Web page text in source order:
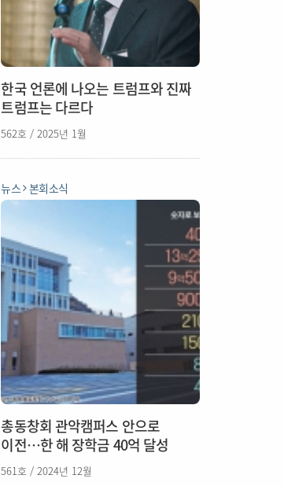
한국 언론에 나오는 트럼프와 진짜
트럼프는 다르다
562호 / 2025년 1월
뉴스 본회소식
총동창회 관악캠퍼스 안으로
이전…한 해 장학금 40억 달성
561호 / 2024년 12월